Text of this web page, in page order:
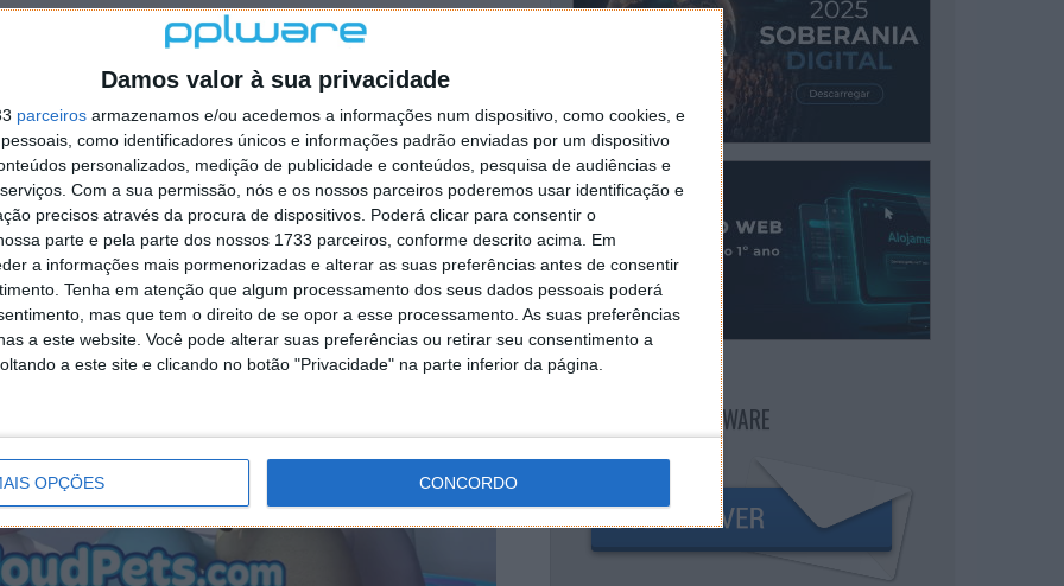
Damos valor à sua privacidade
parceiros armazenamos e/ou acedemos a informações num dispositivo, como cookies, e
como identificadores únicos e informações padrão enviadas por um dispositivo
personalizados, medição de publicidade e conteúdos, pesquisa de audiências e
Com a sua permissão, nós e os nossos parceiros poderemos usar identificação e
precisos através da procura de dispositivos. Poderá clicar para consentir o
parte e pela parte dos nossos 1733 parceiros, conforme descrito acima. Em
a informações mais pormenorizadas e alterar as suas preferências antes de consentir
Tenha em atenção que algum processamento dos seus dados pessoais poderá
mas que tem o direito de se opor a esse processamento. As suas preferências
a este website. Você pode alterar suas preferências ou retirar seu consentimento a
a este site e clicando no botão "Privacidade" na parte inferior da página.
OPÇÕES CONCORDO
públicos, prometeu adotar medidas com
e gigantes como a
de Jeff Bezos foi a ignição para que outras lojas
está o eBay.
NEWSLETTER PPLWARE